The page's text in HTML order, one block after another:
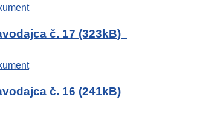
č. 17 (323kB)
č. 16 (241kB)